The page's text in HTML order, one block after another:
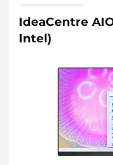
IdeaCentre
Intel)